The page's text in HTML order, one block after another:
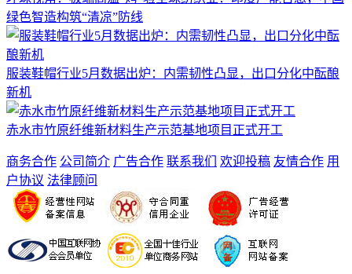
绿色智造构筑“清凉”防线
服装鞋帽行业5月数据出炉：内需韧性凸显，出口分化中酝酿
新机
赤水市竹原纤维新材料生产示范基地项目正式开工
商务合作 公司简介 广告合作 联系我们 欢迎投稿 友情合作 用
户协议 法律顾问